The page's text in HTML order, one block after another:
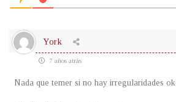
York
7 años atrás
Nada que temer si no hay irregularidades ok